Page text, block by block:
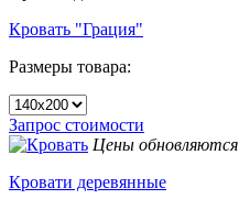
Кровать "Грация"
Размеры товара:
Запрос стоимости
Цены обновляются
Кровати деревянные